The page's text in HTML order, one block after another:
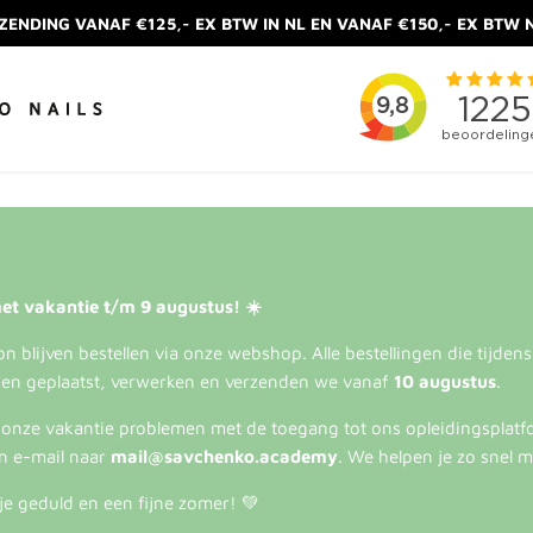
VANAF €125,- EX BTW IN NL EN VANAF €150,- EX BTW
vakantie t/m 9 augustus! ☀️
blijven bestellen via onze webshop. Alle bestellingen die
geplaatst, verwerken en verzenden we vanaf 10 augustus.
vakantie problemen met de toegang tot ons
e-mail naar mail@savchenko.academy. We helpen je zo snel
geduld en een fijne zomer! 💚